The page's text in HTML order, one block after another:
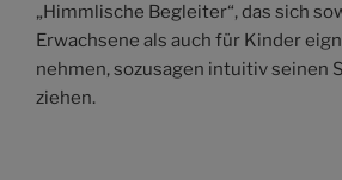
„Himmlische Begleiter“, das sich
Erwachsene als auch für Kinder
nehmen, sozusagen intuitiv seinen
ziehen.